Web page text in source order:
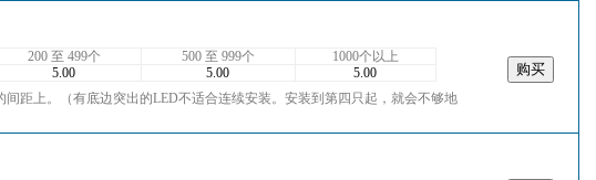
200 至 499个 500 至 999个
1000个以上
5.00 5.00
5.00
距上。（有底边突出的LED不适合连续安装。安装到第四只起，就会不够地